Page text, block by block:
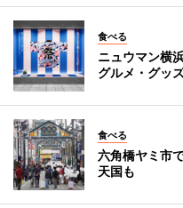
食べる
ニュウマン横
グルメ・グッ
食べる
六角橋ヤミ市
天国も